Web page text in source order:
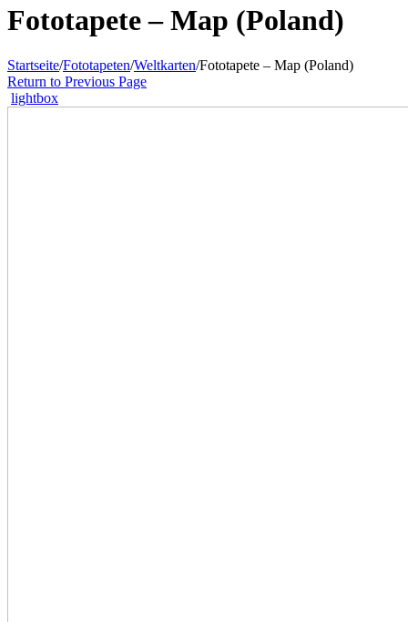
Fototapete – Map (Poland)
Startseite/Fototapeten/Weltkarten/Fototapete – Map (Poland)
Return to Previous Page
lightbox